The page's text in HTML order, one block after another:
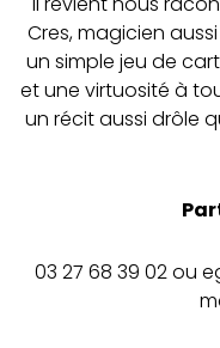
Cres, magicien
un simple jeu de
et une virtuosité à
un récit aussi drôle
03 27 68 39 02 ou